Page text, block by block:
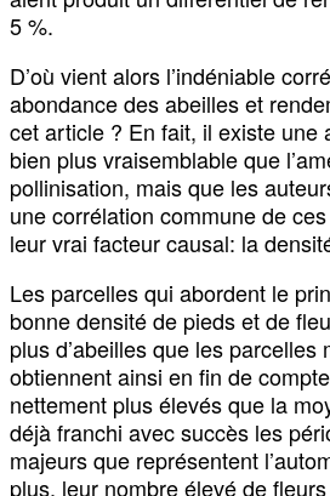
5 %.
D’où vient alors l’indéniable
abondance des abeilles et
cet article ? En fait, il existe une
bien plus vraisemblable que
pollinisation, mais que les
une corrélation commune de
leur vrai facteur causal: la
Les parcelles qui abordent le
bonne densité de pieds et de
plus d’abeilles que les
obtiennent ainsi en fin de
nettement plus élevés que la
déjà franchi avec succès les
majeurs que représentent
plus, leur nombre élevé de